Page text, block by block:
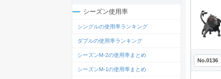
No.0136
シーズン使用率
シングルの使用率ランキング
ダブルの使用率ランキング
シーズンM-2の使用率まとめ
シーズンM-1の使用率まとめ